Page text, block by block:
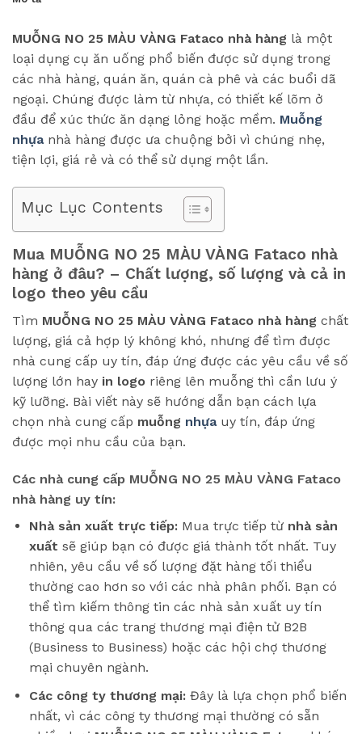
MUỖNG NO 25 MÀU VÀNG Fataco nhà hàng là một
loại dụng cụ ăn uống phổ biến được sử dụng trong
các nhà hàng, quán ăn, quán cà phê và các buổi dã
ngoại. Chúng được làm từ nhựa, có thiết kế lõm ở
đầu để xúc thức ăn dạng lỏng hoặc mềm. Muỗng
nhựa nhà hàng được ưa chuộng bởi vì chúng nhẹ,
tiện lợi, giá rẻ và có thể sử dụng một lần.
Mục Lục Contents
Mua MUỖNG NO 25 MÀU VÀNG Fataco nhà
hàng ở đâu? – Chất lượng, số lượng và cả in
logo theo yêu cầu
Tìm MUỖNG NO 25 MÀU VÀNG Fataco nhà hàng chất
lượng, giá cả hợp lý không khó, nhưng để tìm được
nhà cung cấp uy tín, đáp ứng được các yêu cầu về số
lượng lớn hay in logo riêng lên muỗng thì cần lưu ý
kỹ lưỡng. Bài viết này sẽ hướng dẫn bạn cách lựa
chọn nhà cung cấp muỗng nhựauy tín, đáp ứng
được mọi nhu cầu của bạn.
Các nhà cung cấp MUỖNG NO 25 MÀU VÀNG Fataco
nhà hàng uy tín:
Nhà sản xuất trực tiếp:Mua trực tiếp từ nhà sản
xuất sẽ giúp bạn có được giá thành tốt nhất. Tuy
nhiên, yêu cầu về số lượng đặt hàng tối thiểu
thường cao hơn so với các nhà phân phối. Bạn có
thể tìm kiếm thông tin các nhà sản xuất uy tín
thông qua các trang thương mại điện tử B2B
(Business to Business) hoặc các hội chợ thương
mại chuyên ngành.
Các công ty thương mại:Đây là lựa chọn phổ biến
nhất, vì các công ty thương mại thường có sẵn